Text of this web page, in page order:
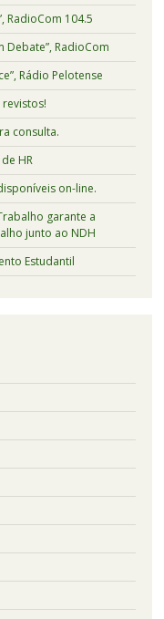
RadioCom 104.5
Debate”, RadioCom
Rádio Pelotense
consulta.
HR
on-line.
garante a
junto ao NDH
Estudantil